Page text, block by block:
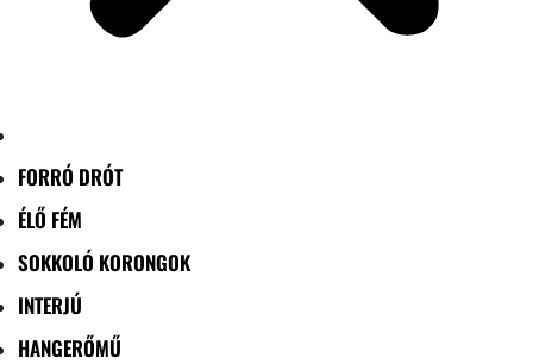
FORRÓ DRÓT
ÉLŐ FÉM
SOKKOLÓ KORONGOK
INTERJÚ
HANGERŐMŰ